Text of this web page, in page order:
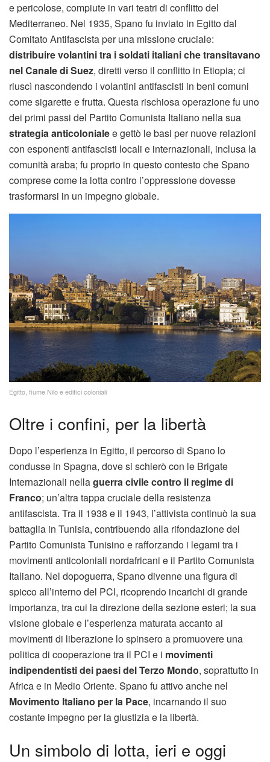
e pericolose, compiute in vari teatri di conflitto del
Mediterraneo. Nel 1935, Spano fu inviato in Egitto dal
Comitato Antifascista per una missione cruciale:
distribuire volantini tra i soldati italiani che transitavano
nel Canale di Suez, diretti verso il conflitto in Etiopia; ci
riuscì nascondendo i volantini antifascisti in beni comuni
come sigarette e frutta. ​​Questa rischiosa operazione fu uno
dei primi passi del Partito Comunista Italiano nella sua
strategia anticolonialee gettò le basi per nuove relazioni
con esponenti antifascisti locali e internazionali, inclusa la
comunità araba; fu proprio in questo contesto che Spano
comprese come la lotta contro l’oppressione dovesse
trasformarsi in un impegno globale.
Egitto, fiume Nilo e edifici coloniali
Oltre i confini, per la libertà
Dopo l’esperienza in Egitto, il percorso di Spano lo
condusse in Spagna, dove si schierò con le Brigate
Internazionali nellaguerra civile contro il regime di
Franco; un’altra tappa cruciale della resistenza
antifascista. Tra il 1938 e il 1943, l’attivista continuò la sua
battaglia in Tunisia, contribuendo alla rifondazione del
Partito Comunista Tunisino e rafforzando i legami tra i
movimenti anticoloniali nordafricani e il Partito Comunista
Italiano. Nel dopoguerra, Spano divenne una figura di
spicco all’interno del PCI, ricoprendo incarichi di grande
importanza, tra cui la direzione della sezione esteri; la sua
visione globale e l’esperienza maturata accanto ai
movimenti di liberazione lo spinsero a promuovere una
politica di cooperazione tra il PCI e i movimenti
indipendentisti dei paesi del Terzo Mondo, soprattutto in
Africa e in Medio Oriente. Spano fu attivo anche nel
Movimento Italiano per la Pace, incarnando il suo
costante impegno per la giustizia e la libertà.
Un simbolo di lotta, ieri e oggi